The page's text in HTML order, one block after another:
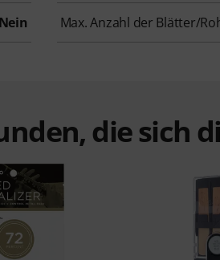
Nein Max. Anzahl der Blätter/
die sich